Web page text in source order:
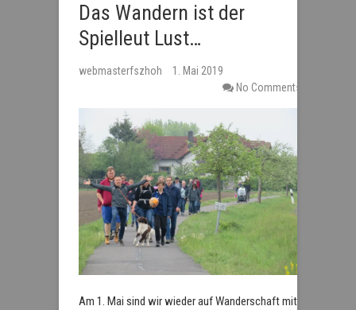
Das Wandern ist der
Spielleut Lust…
webmasterfszhoh
1. Mai 2019
No Comments
Am 1. Mai sind wir wieder auf Wanderschaft mit